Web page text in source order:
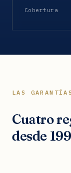
Cobertura
LAS
Cuatro
desde